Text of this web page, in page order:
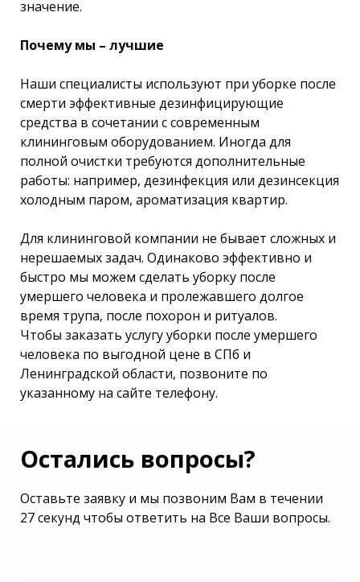
значение.
Почему мы – лучшие
Наши специалисты используют при уборке после
смерти эффективные дезинфицирующие
средства в сочетании с современным
клининговым оборудованием. Иногда для
полной очистки требуются дополнительные
работы: например, дезинфекция или дезинсекция
холодным паром, ароматизация квартир.
Для клининговой компании не бывает сложных и
нерешаемых задач. Одинаково эффективно и
быстро мы можем сделать уборку после
умершего человека и пролежавшего долгое
время трупа, после похорон и ритуалов.
Чтобы заказать услугу уборки после умершего
человека по выгодной цене в СПб и
Ленинградской области, позвоните по
указанному на сайте телефону.
Остались вопросы?
Оставьте заявку и мы позвоним Вам в течении
27 секунд чтобы ответить на Все Ваши вопросы.